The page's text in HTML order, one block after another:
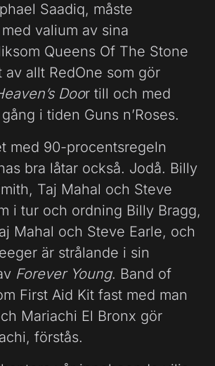
Saadiq, måste
valium av sina
Queens Of The Stone
av allt RedOne som gör
Door till och med
i tiden Guns n’Roses.
med 90-procentsregeln
bra låtar också. Jodå. Billy
Taj Mahal och Steve
i tur och ordning Billy Bragg,
Mahal och Steve Earle, och
är strålande i sin
Forever Young. Band of
First Aid Kit fast med man
Mariachi El Bronx gör
förstås.